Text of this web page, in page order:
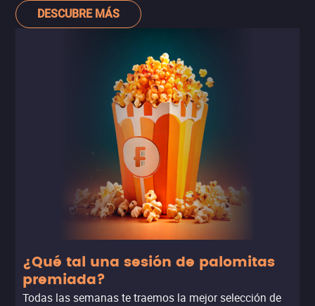
importante y su relación con los fanáticos. La banda
sonora llega con los éxitos y hasta se creó una música
la banda y músicos invitados. Fanatico o no de Zoé, esta
película es una de las pocas oportunidade acompañar
una gira tan de cerca.
DESCUBRE MÁS
¿Qué tal una sesión de palomitas
premiada?
Todas las semanas te traemos la mejor selección de